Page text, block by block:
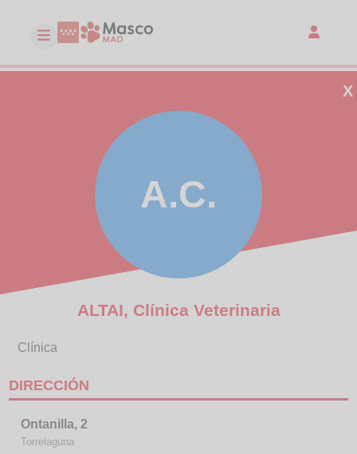
X
A.C.
ALTAI, Clínica Veterinaria
Clínica
DIRECCIÓN
Ontanilla, 2
Torrelaguna